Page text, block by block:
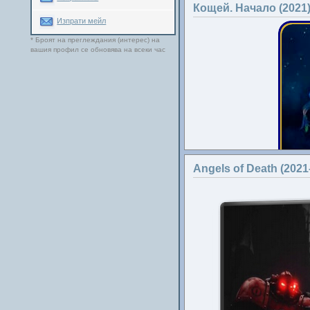
Изпрати мейл
* Броят на преглеждания (интерес) на
вашия профил се обновява на всеки час
Кощей. Начало (2021)
Angels of Death